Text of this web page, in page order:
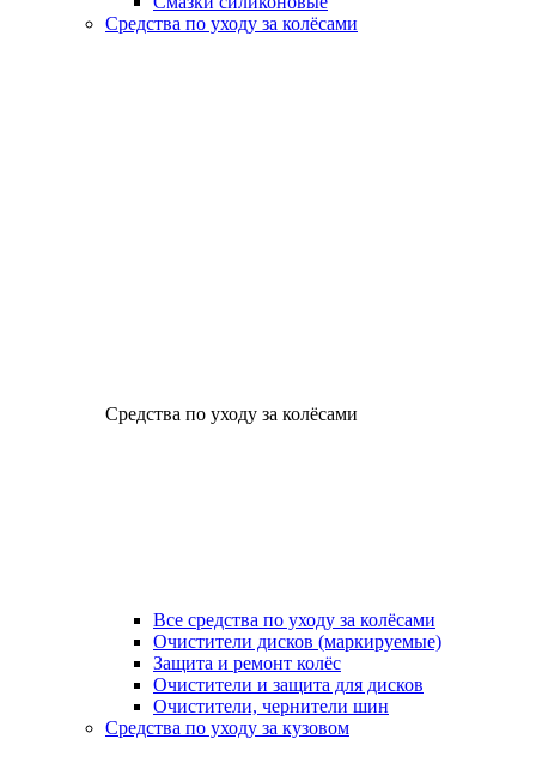
Средства по уходу за колёсами
Средства по уходу за колёсами
Все средства по уходу за колёсами
Очистители дисков (маркируемые)
Защита и ремонт колёс
Очистители и защита для дисков
Очистители, чернители шин
Средства по уходу за кузовом